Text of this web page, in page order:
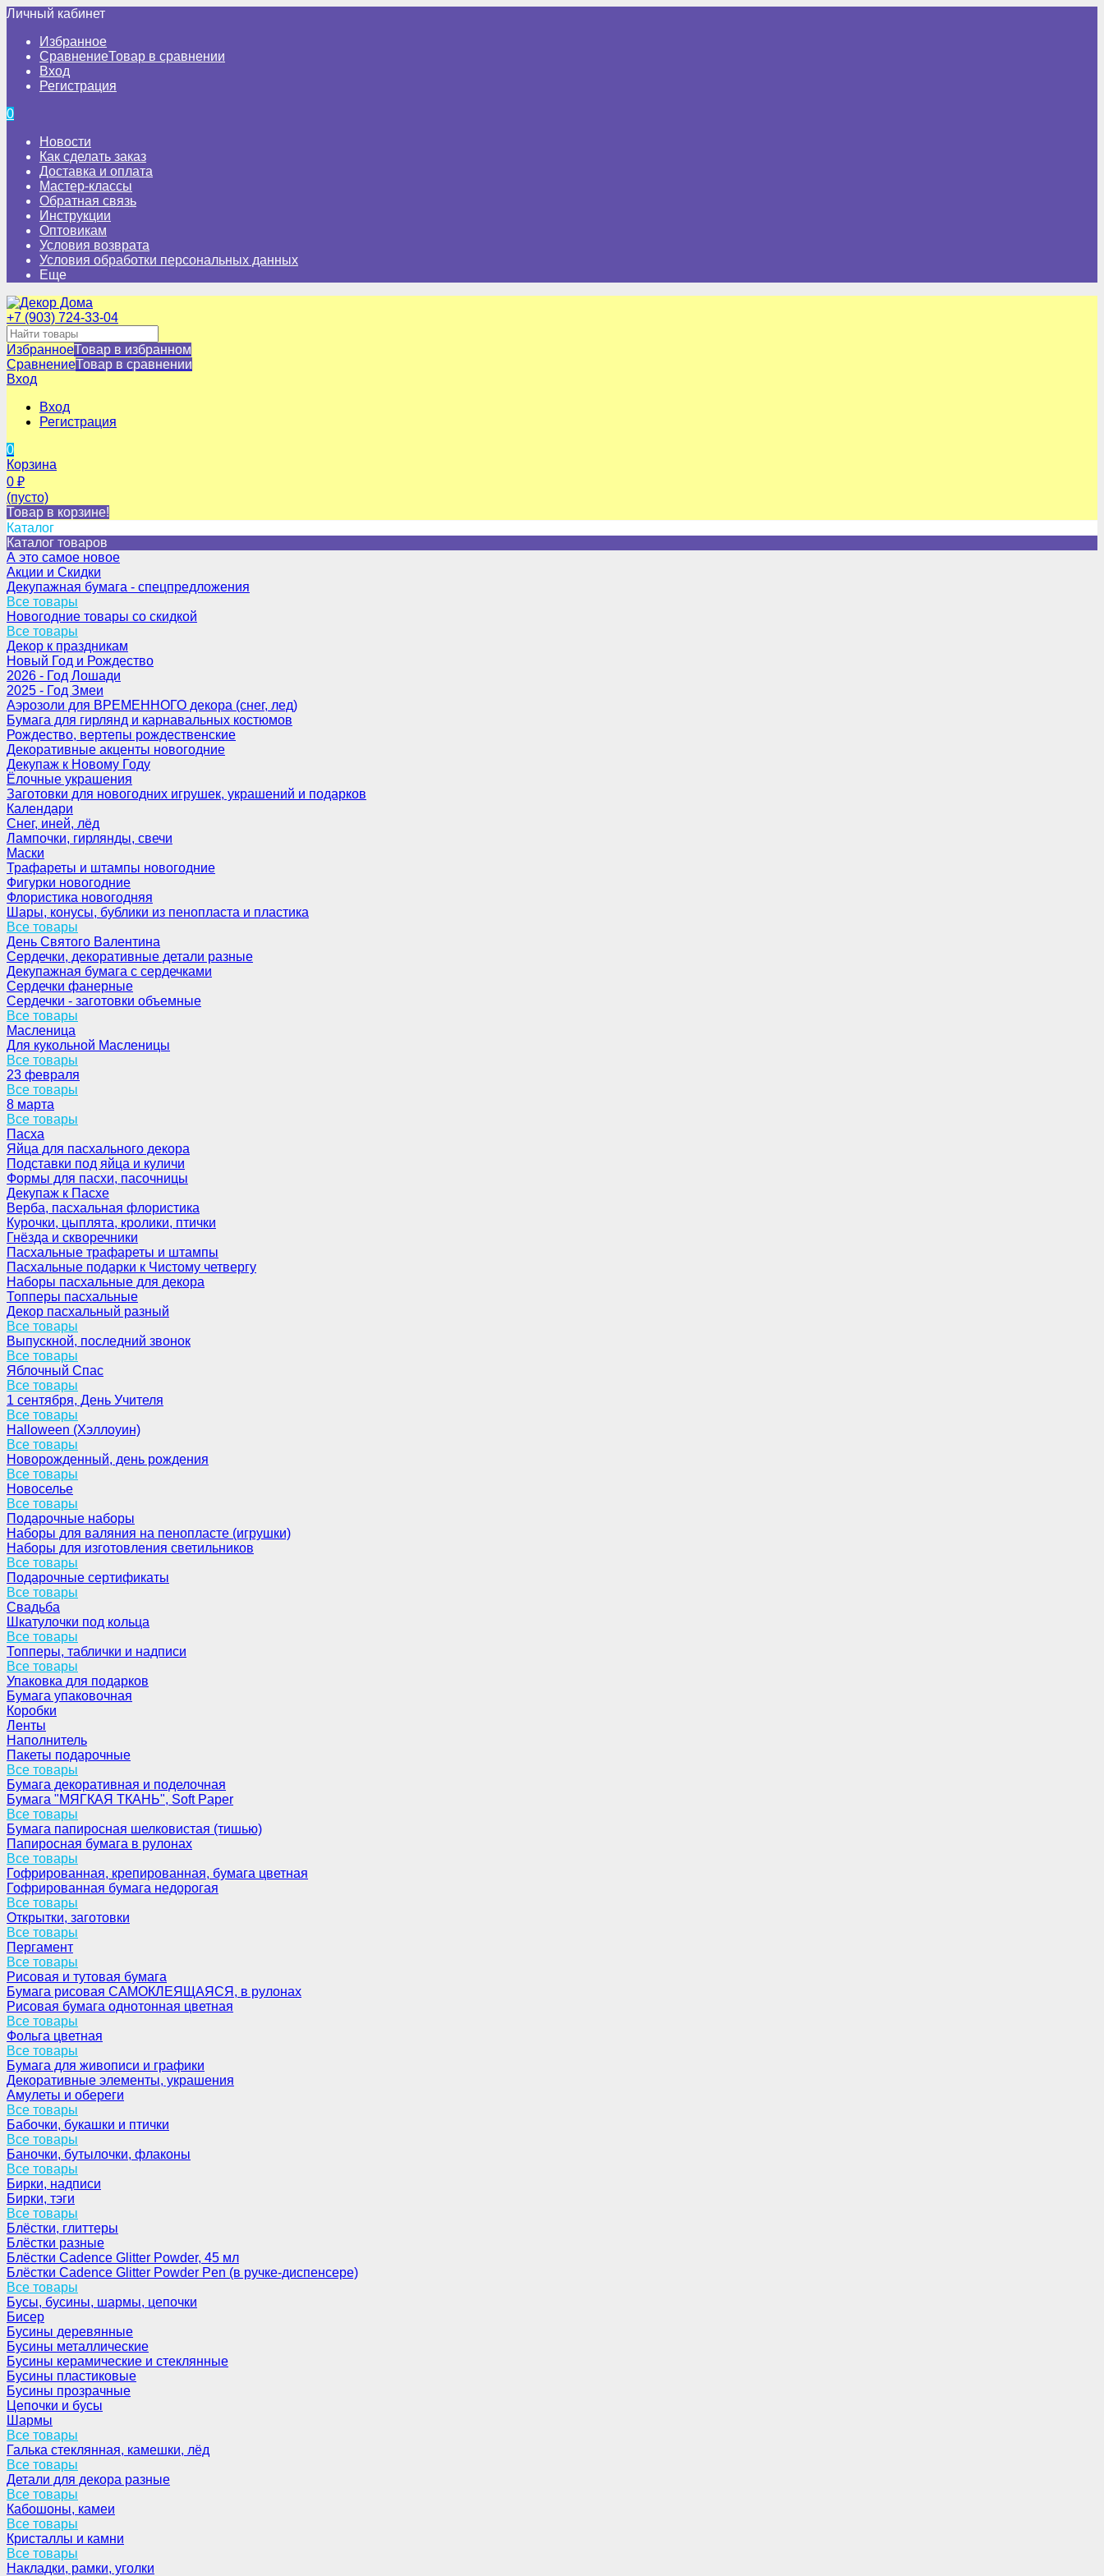
Личный кабинет
Избранное
СравнениеТовар в сравнении
Вход
Регистрация
0
Новости
Как сделать заказ
Доставка и оплата
Мастер-классы
Обратная связь
Инструкции
Оптовикам
Условия возврата
Условия обработки персональных данных
Еще
+7 (903) 724-33-04
ИзбранноеТовар в избранном
СравнениеТовар в сравнении
Вход
Вход
Регистрация
0
Корзина
0 ₽
(пусто)
Товар в корзине!
Каталог
Каталог товаров
А это самое новое
Акции и Скидки
Декупажная бумага - спецпредложения
Все товары
Новогодние товары со скидкой
Все товары
Декор к праздникам
Новый Год и Рождество
2026 - Год Лошади
2025 - Год Змеи
Аэрозоли для ВРЕМЕННОГО декора (снег, лед)
Бумага для гирлянд и карнавальных костюмов
Рождество, вертепы рождественские
Декоративные акценты новогодние
Декупаж к Новому Году
Ёлочные украшения
Заготовки для новогодних игрушек, украшений и подарков
Календари
Снег, иней, лёд
Лампочки, гирлянды, свечи
Маски
Трафареты и штампы новогодние
Фигурки новогодние
Флористика новогодняя
Шары, конусы, бублики из пенопласта и пластика
Все товары
День Святого Валентина
Сердечки, декоративные детали разные
Декупажная бумага с сердечками
Сердечки фанерные
Сердечки - заготовки объемные
Все товары
Масленица
Для кукольной Масленицы
Все товары
23 февраля
Все товары
8 марта
Все товары
Пасха
Яйца для пасхального декора
Подставки под яйца и куличи
Формы для пасхи, пасочницы
Декупаж к Пасхе
Верба, пасхальная флористика
Курочки, цыплята, кролики, птички
Гнёзда и скворечники
Пасхальные трафареты и штампы
Пасхальные подарки к Чистому четвергу
Наборы пасхальные для декора
Топперы пасхальные
Декор пасхальный разный
Все товары
Выпускной, последний звонок
Все товары
Яблочный Спас
Все товары
1 сентября, День Учителя
Все товары
Halloween (Хэллоуин)
Все товары
Новорожденный, день рождения
Все товары
Новоселье
Все товары
Подарочные наборы
Наборы для валяния на пенопласте (игрушки)
Наборы для изготовления светильников
Все товары
Подарочные сертификаты
Все товары
Свадьба
Шкатулочки под кольца
Все товары
Топперы, таблички и надписи
Все товары
Упаковка для подарков
Бумага упаковочная
Коробки
Ленты
Наполнитель
Пакеты подарочные
Все товары
Бумага декоративная и поделочная
Бумага "МЯГКАЯ ТКАНЬ", Soft Paper
Все товары
Бумага папиросная шелковистая (тишью)
Папиросная бумага в рулонах
Все товары
Гофрированная, крепированная, бумага цветная
Гофрированная бумага недорогая
Все товары
Открытки, заготовки
Все товары
Пергамент
Все товары
Рисовая и тутовая бумага
Бумага рисовая САМОКЛЕЯЩАЯСЯ, в рулонах
Рисовая бумага однотонная цветная
Все товары
Фольга цветная
Все товары
Бумага для живописи и графики
Декоративные элементы, украшения
Амулеты и обереги
Все товары
Бабочки, букашки и птички
Все товары
Баночки, бутылочки, флаконы
Все товары
Бирки, надписи
Бирки, тэги
Все товары
Блёстки, глиттеры
Блёстки разные
Блёстки Cadence Glitter Powder, 45 мл
Блёстки Cadence Glitter Powder Pen (в ручке-диспенсере)
Все товары
Бусы, бусины, шармы, цепочки
Бисер
Бусины деревянные
Бусины металлические
Бусины керамические и стеклянные
Бусины пластиковые
Бусины прозрачные
Цепочки и бусы
Шармы
Все товары
Галька стеклянная, камешки, лёд
Все товары
Детали для декора разные
Все товары
Кабошоны, камеи
Все товары
Кристаллы и камни
Все товары
Накладки, рамки, уголки